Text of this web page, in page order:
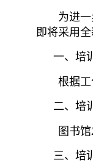
为进
即将采用
一、 培
根据
二、 培
图书
三、 培